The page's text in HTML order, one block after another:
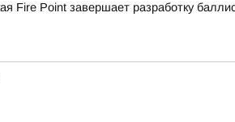
Point завершает разработку